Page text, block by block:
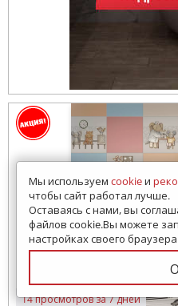
14 просмотров за 7 дней
Мы используем cookieи
чтобы сайт работал лучше.
Оставаясь с нами, вы
файлов cookie.Вы можете
настройках своего браузера